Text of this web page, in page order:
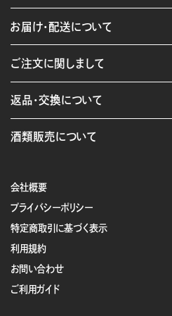
会社概要
プライバシーポリシー
特定商取引に基づく表示
利用規約
お問い合わせ
ご利用ガイド
お届け・配送について
ご注文に関しまして
返品・交換について
酒類販売について